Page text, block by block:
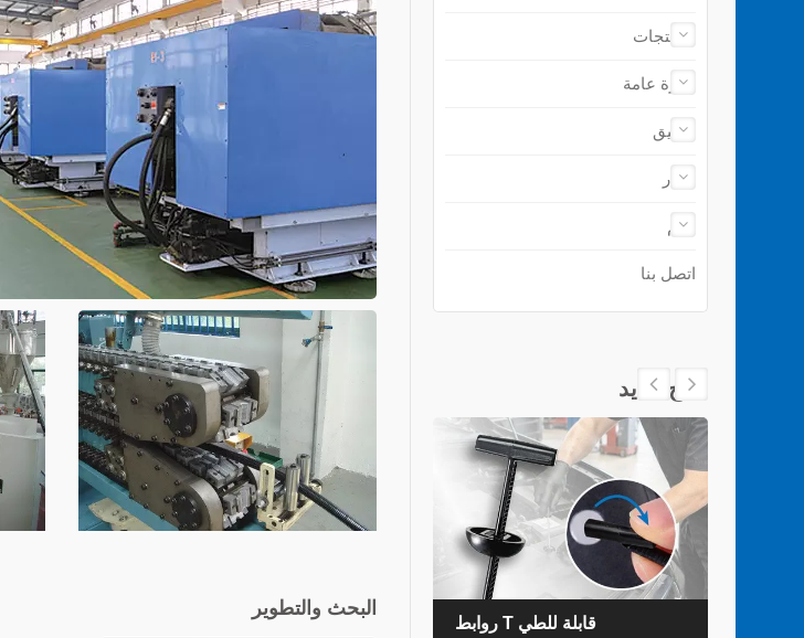
البحث والتطوير
المنتجات
نظرة عامة
تطبيق
أخبار
دعم
اتصل بنا
منتج جديد
روابط الكابلات TEFZEL® روابط T قابلة للطي